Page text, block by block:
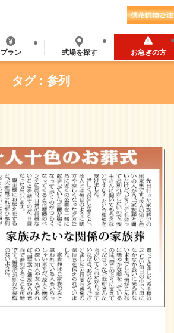
プラン 式場を探す お急ぎの方
タグ：参列